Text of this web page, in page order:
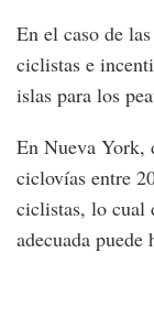
En el caso de
ciclistas e
islas para los
En Nueva York,
ciclovías entre
ciclistas, lo cual
adecuada puede